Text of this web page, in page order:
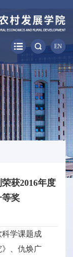
EN
获2016年度
等奖
学课题成
、仇焕广